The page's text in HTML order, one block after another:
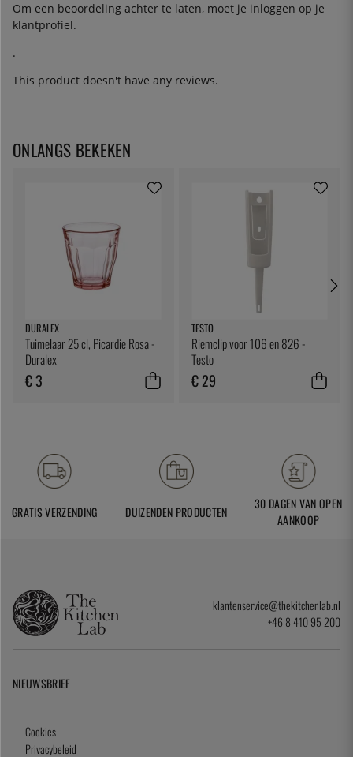
Om een beoordeling achter te laten, moet je inloggen op je
klantprofiel.
.
This product doesn't have any reviews.
ONLANGS BEKEKEN
DURALEX
Tuimelaar 25 cl, Picardie Rosa -
Duralex
€ 3
TESTO
Riemclip voor 106 en 826 -
Testo
€ 29
GRATIS VERZENDING DUIZENDEN PRODUCTEN
30 DAGEN VAN OPEN
AANKOOP
klantenservice@thekitchenlab.nl
+46 8 410 95 200
NIEUWSBRIEF
Cookies
Privacybeleid